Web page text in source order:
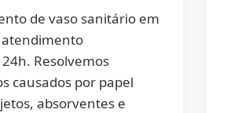
de vaso sanitário em
Resolvemos
causados por papel
absorventes e